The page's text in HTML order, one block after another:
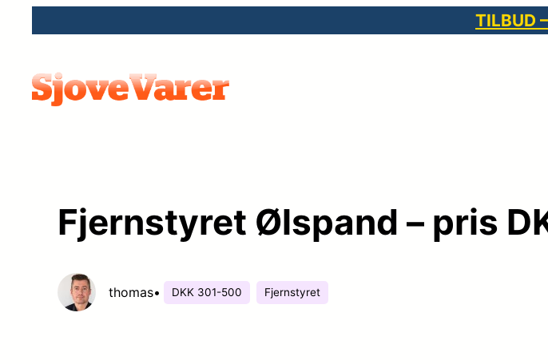
indhold
TILBUD
Fjernstyret Ølspand – pris
thomas• DKK 301-500 Fjernstyret